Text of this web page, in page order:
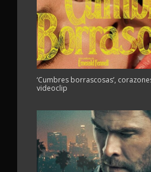
‘Cumbres borrascosas’,
videoclip